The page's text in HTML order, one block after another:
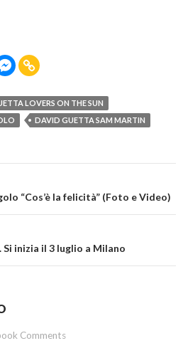
LOVERS ON THE SUN
DAVID GUETTA SAM MARTIN
“Cos’è la felicità” (Foto e Video)
inizia il 3 luglio a Milano
Comments